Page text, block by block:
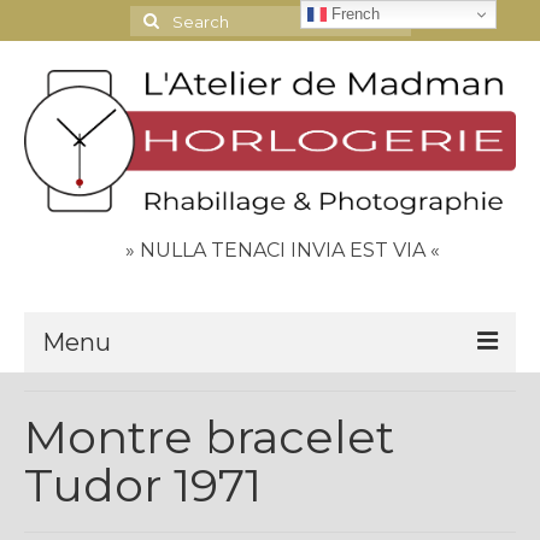
Search
for:
» NULLA TENACI INVIA EST VIA «
Menu
Contact
Espace Clients
Montre bracelet
Tudor 1971
French